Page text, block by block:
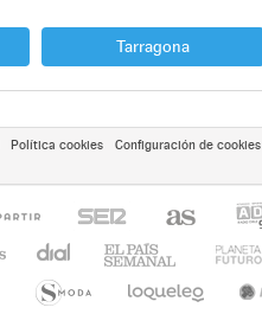
Tarragona
Política cookies Configuración de cookies